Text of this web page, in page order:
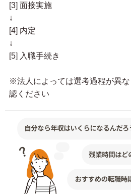
[3] 面接実施
↓
[4] 内定
↓
[5] 入職手続き
※法人によっては選考過程が異
認ください